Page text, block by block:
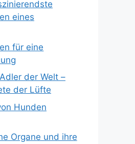
eines
für eine
der Welt –
der Lüfte
Hunden
Organe und ihre